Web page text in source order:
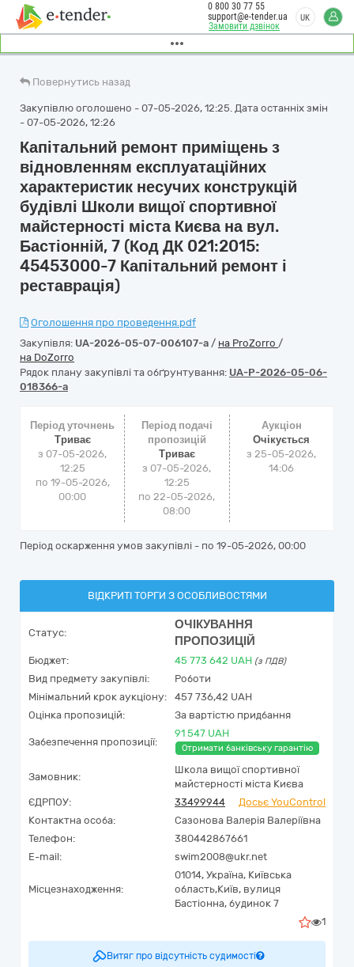
Замовити дзвінок
0 800 30 77 55
support@e-tender.ua
UK
Повернутись назад
Закупівлю оголошено - 07-05-2026, 12:25. Дата останніх змін
- 07-05-2026, 12:26
Капітальний ремонт приміщень з
відновленням експлуатаційних
характеристик несучих конструкцій
будівлі Школи вищої спортивної
майстерності міста Києва на вул.
Бастіонній, 7 (Код ДК 021:2015:
45453000-7 Капітальний ремонт і
реставрація)
Оголошення про проведення.pdf
Закупівля: UA-2026-05-07-006107-a / на ProZorro /
на DoZorro
Рядок плану закупівлі та обґрунтування: UA-P-2026-05-06-
018366-a
Період уточнень
Триває
з 07-05-2026,
12:25
по 19-05-2026,
00:00
Період подачі
пропозицій
Триває
з 07-05-2026,
12:25
по 22-05-2026,
08:00
Аукціон
Очікується
з25-05-2026,
14:06
Період оскарження умов закупівлі - по 19-05-2026, 00:00
ВІДКРИТІ ТОРГИ З ОСОБЛИВОСТЯМИ
Статус:
ОЧІКУВАННЯ
ПРОПОЗИЦІЙ
Бюджет: 45 773 642 UAH (з ПДВ)
Вид предмету закупівлі:
Роботи
Мінімальний крок аукціону:
457 736,42 UAH
Оцінка пропозицій:
За вартістю придбання
Забезпечення пропозиції:
91 547 UAH
Отримати банківську гарантію
Замовник:
Школа вищої спортивної
майстерності міста Києва
ЄДРПОУ:
33499944
Досьє YouControl
Контактна особа:
Сазонова Валерія Валеріївна
Телефон:
380442867661
E-mail:
swim2008@ukr.net
Місцезнаходження:
01014, Україна, Київська
область,Київ, вулиця
Бастіонна, будинок 7
1
Витяг про відсутність судимості